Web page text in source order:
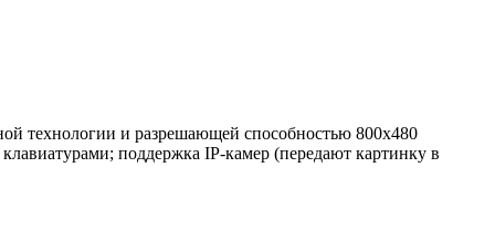
технологии и разрешающей способностью 800x480
поддержка IP-камер (передают картинку в